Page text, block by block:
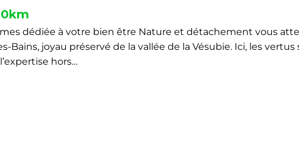
0km
dédiée à votre bien être Nature et détachement vous
Bains, joyau préservé de la vallée de la Vésubie. Ici, les vertus
hors…